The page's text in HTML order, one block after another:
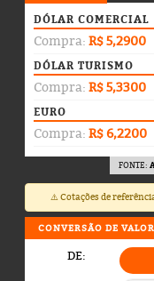
DÓLAR COMERCIAL
Compra: R$ 5,2900
DÓLAR TURISMO
Compra: R$ 5,3300
EURO
Compra: R$ 6,2200
FONTE:
⚠️ Cotações de
CONVERSÃO DE